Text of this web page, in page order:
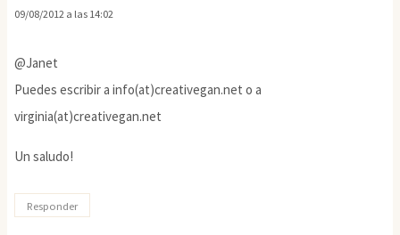
09/08/2012 a las 14:02
@Janet
Puedes escribir a info(at)creativegan.net o a
virginia(at)creativegan.net
Un saludo!
Responder